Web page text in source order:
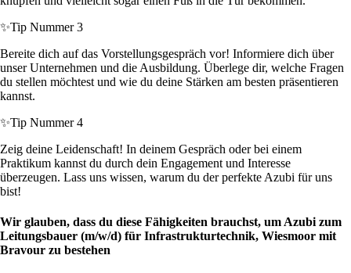
✨Tip Nummer 3
Bereite dich auf das Vorstellungsgespräch vor! Informiere dich über
unser Unternehmen und die Ausbildung. Überlege dir, welche Fragen
du stellen möchtest und wie du deine Stärken am besten präsentieren
kannst.
✨Tip Nummer 4
Zeig deine Leidenschaft! In deinem Gespräch oder bei einem
Praktikum kannst du durch dein Engagement und Interesse
überzeugen. Lass uns wissen, warum du der perfekte Azubi für uns
bist!
Wir glauben, dass du diese Fähigkeiten brauchst, um Azubi zum
Leitungsbauer (m/w/d) für Infrastrukturtechnik, Wiesmoor mit
Bravour zu bestehen